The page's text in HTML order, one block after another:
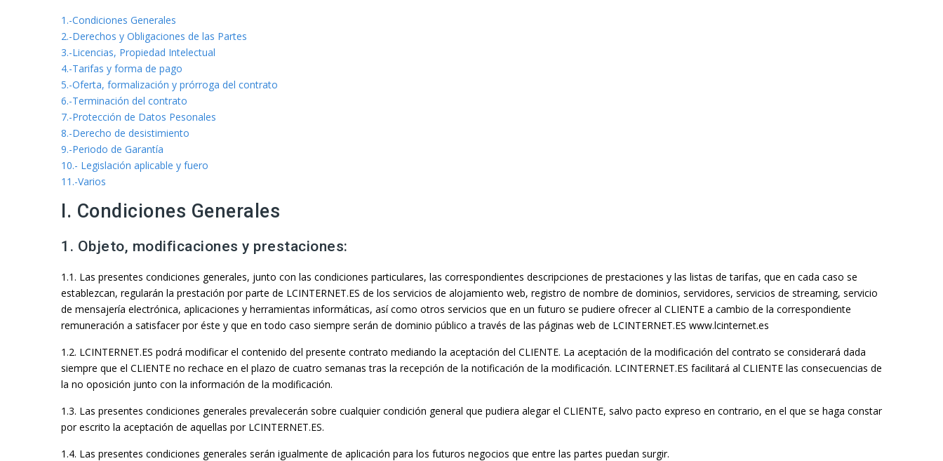
1.-Condiciones Generales
2.-Derechos y Obligaciones de las Partes
3.-Licencias, Propiedad Intelectual
4.-Tarifas y forma de pago
5.-Oferta, formalización y prórroga del contrato
6.-Terminación del contrato
7.-Protección de Datos Pesonales
8.-Derecho de desistimiento
9.-Periodo de Garantía
10.- Legislación aplicable y fuero
11.-Varios
I. Condiciones Generales
1. Objeto, modificaciones y prestaciones:
1.1. Las presentes condiciones generales, junto con las condiciones particulares, las correspondientes descripciones de prestaciones y las listas de tarifas, que en cada caso se
establezcan, regularán la prestación por parte de LCINTERNET.ES de los servicios de alojamiento web, registro de nombre de dominios, servidores, servicios de streaming, servicio
de mensajería electrónica, aplicaciones y herramientas informáticas, así como otros servicios que en un futuro se pudiere ofrecer al CLIENTE a cambio de la correspondiente
remuneración a satisfacer por éste y que en todo caso siempre serán de dominio público a través de las páginas web de LCINTERNET.ES www.lcinternet.es
1.2. LCINTERNET.ES podrá modificar el contenido del presente contrato mediando la aceptación del CLIENTE. La aceptación de la modificación del contrato se considerará dada
siempre que el CLIENTE no rechace en el plazo de cuatro semanas tras la recepción de la notificación de la modificación. LCINTERNET.ES facilitará al CLIENTE las consecuencias de
la no oposición junto con la información de la modificación.
1.3. Las presentes condiciones generales prevalecerán sobre cualquier condición general que pudiera alegar el CLIENTE, salvo pacto expreso en contrario, en el que se haga constar
por escrito la aceptación de aquellas por LCINTERNET.ES.
1.4. Las presentes condiciones generales serán igualmente de aplicación para los futuros negocios que entre las partes puedan surgir.